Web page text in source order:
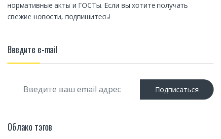
нормативные акты и ГОСТы. Если вы хотите получать
свежие новости, подпишитесь!
Введите e-mail
l
*
Подписаться
Облако тэгов